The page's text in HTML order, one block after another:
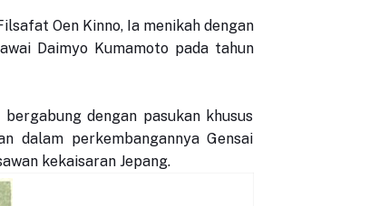
Oen Kinno, Ia menikah dengan
Daimyo Kumamoto pada tahun
dengan pasukan khusus
dalam perkembangannya Gensai
kekaisaran Jepang.